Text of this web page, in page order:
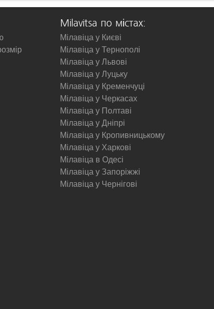
Milavitsa по містах:
Мілавіца у Києві
Мілавіца у Тернополі
Мілавіца у Львові
Мілавіца у Луцьку
Мілавіца у Кременчуці
Мілавіца у Черкасах
Мілавіца у Полтаві
Мілавіца у Дніпрі
Мілавіца у Кропивницькому
Мілавіца у Харкові
Мілавіца в Одесі
Мілавіца у Запоріжжі
Мілавіца у Чернігові